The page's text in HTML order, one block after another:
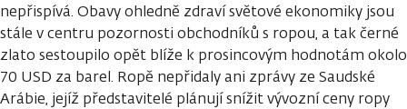
nepřispívá. Obavy ohledně zdraví světové ekonomiky jsou
stále v centru pozornosti obchodníků s ropou, a tak černé
zlato sestoupilo opět blíže k prosincovým hodnotám okolo
70 USD za barel. Ropě nepřidaly ani zprávy ze Saudské
Arábie, jejíž představitelé plánují snížit vývozní ceny ropy